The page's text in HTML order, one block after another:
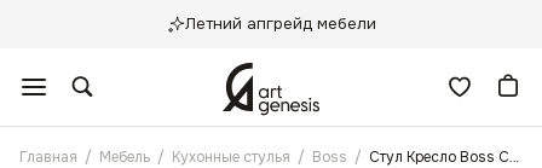
Летний апгрейд мебели
Главная / Мебель / Кухонные стулья / Boss / Стул Кресло Boss Синий Антикоготь